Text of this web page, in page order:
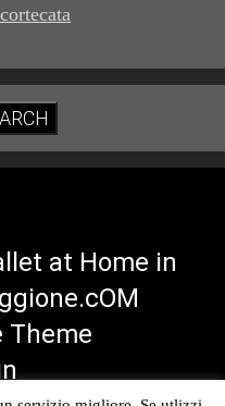
at Home in
Theme